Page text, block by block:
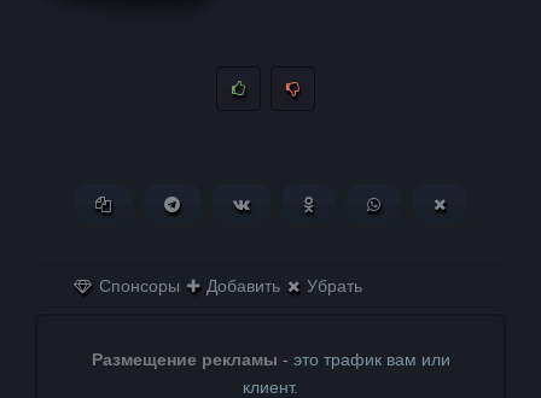
Копировать ссылкуПоделиться в Telegram
Поделиться ВКонтактеПоделиться в
Поделиться в
Спонсоры Добавить Убрать
Размещение рекламы - это трафик вам или
клиент.